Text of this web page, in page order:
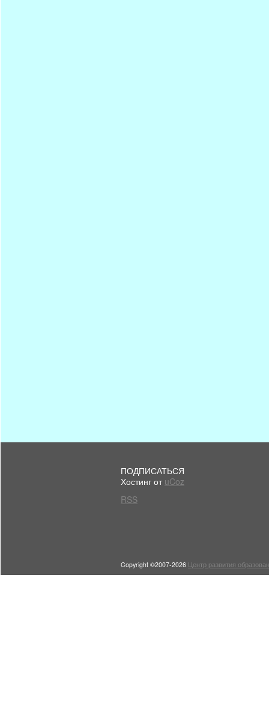
ПОДПИСАТЬСЯ
Хостинг от uCoz
RSS
Copyright ©2007-2026 Центр развития